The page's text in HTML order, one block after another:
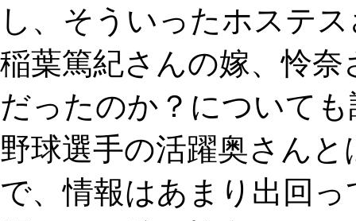
し、そういったホステ
稲葉篤紀さんの嫁、怜
だったのか？について
野球選手の活躍奥さん
で、情報はあまり出回